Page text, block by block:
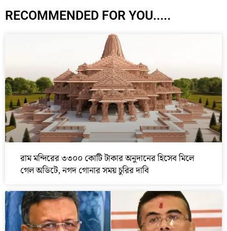
RECOMMENDED FOR YOU.....
রাম মন্দিরের ৩৩০০ কোটি টাকার অনুদানের হিসেব মিলে
গেল অডিটে, নগদ গোনার সময় চুরির দাবি